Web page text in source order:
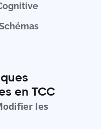
en TCC
les